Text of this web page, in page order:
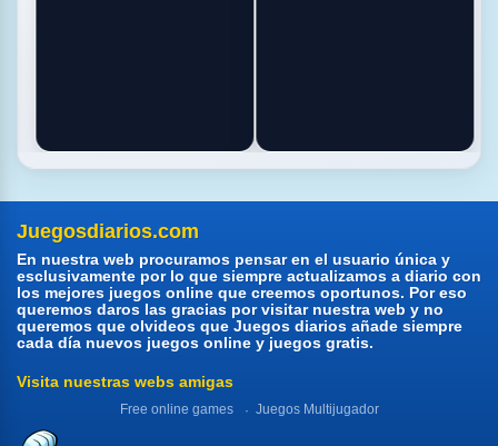
Juegosdiarios.com
En nuestra web procuramos pensar en el usuario única y
esclusivamente por lo que siempre actualizamos a diario con
los mejores juegos online que creemos oportunos. Por eso
queremos daros las gracias por visitar nuestra web y no
queremos que olvideos que Juegos diarios añade siempre
cada día nuevos juegos online y juegos gratis.
Visita nuestras webs amigas
Free online games Juegos Multijugador